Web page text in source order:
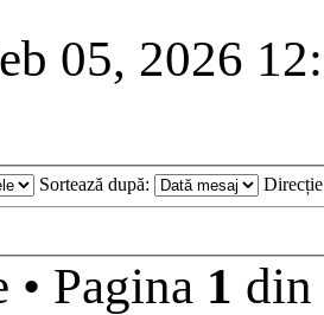
05, 2026
Sortează după:
• Pagina 1 din